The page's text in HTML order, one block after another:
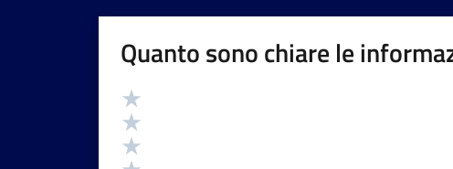
Quanto sono chiare le
Valutazione